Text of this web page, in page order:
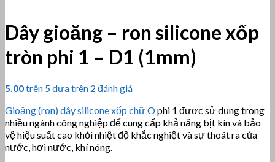
Dây gioăng – ron silicone xốp
tròn phi 1 – D1 (1mm)
5.00trên 5 dựa trên 2 đánh giá
Gioăng (ron) dây silicone xốp chữ Ophi 1 được sử dụng trong
nhiều ngành công nghiệp để cung cấp khả năng bịt kín và bảo
vệ hiệu suất cao khỏi nhiệt độ khắc nghiệt và sự thoát ra của
nước, hơi nước, khí nóng.